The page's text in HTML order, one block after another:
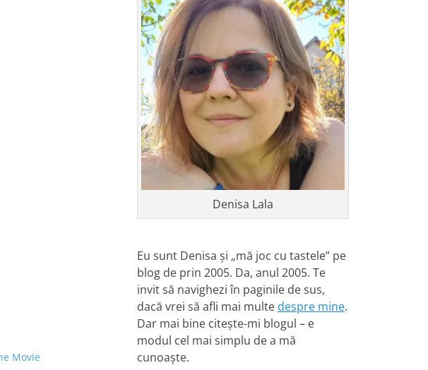
Movie
Denisa Lala
Eu sunt Denisa și „mă joc cu tastele” pe
blog de prin 2005. Da, anul 2005. Te
invit să navighezi în paginile de sus,
dacă vrei să afli mai multe despre mine.
Dar mai bine citește-mi blogul – e
modul cel mai simplu de a mă
cunoaște.